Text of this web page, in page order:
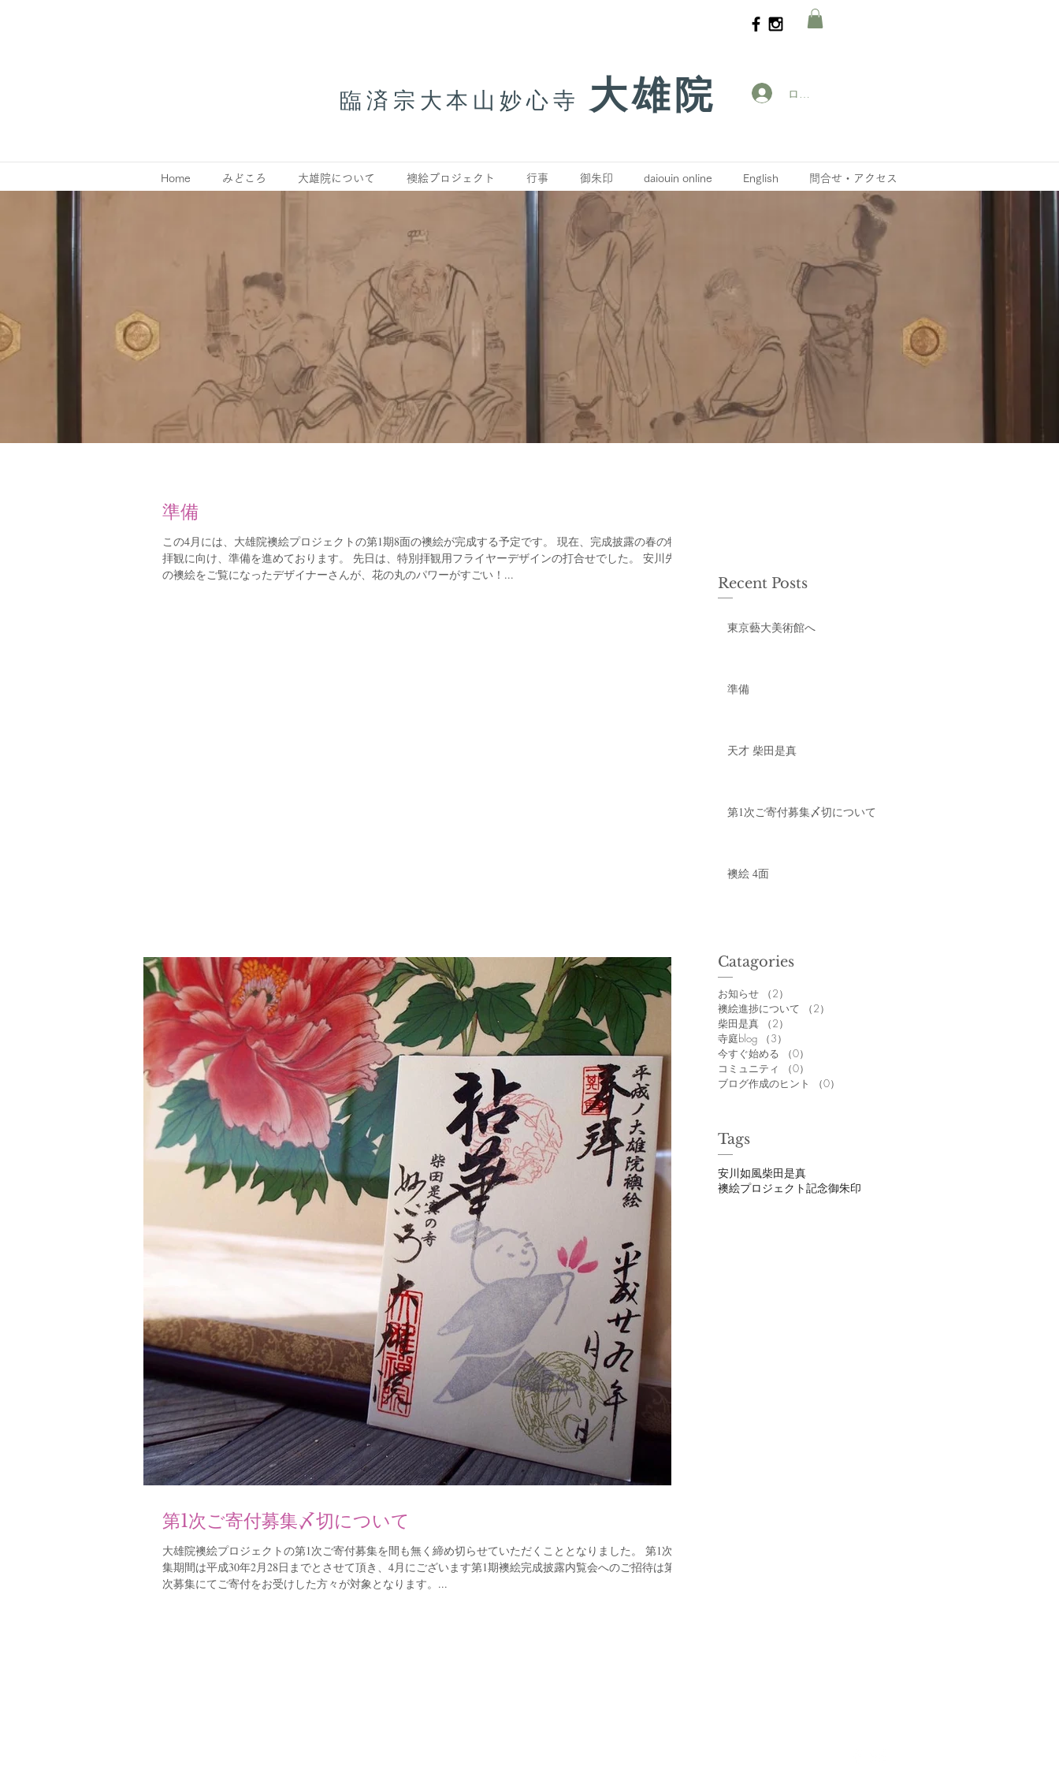
臨済宗大本山妙心寺 大雄院 ログイン
Home みどころ 大雄院について 襖絵プロジェクト 行事 御朱印 daiouin online English 問合せ・アクセス
準備
この4月には、大雄院襖絵プロジェクトの第1期8面の襖絵が完成する予定です。 現在、完成披露の春の特別
拝観に向け、準備を進めております。 先日は、特別拝観用フライヤーデザインの打合せでした。 安川先生
の襖絵をご覧になったデザイナーさんが、花の丸のパワーがすごい！...
第1次ご寄付募集〆切について
大雄院襖絵プロジェクトの第1次ご寄付募集を間も無く締め切らせていただくこととなりました。 第1次募
集期間は平成30年2月28日までとさせて頂き、4月にございます第1期襖絵完成披露内覧会へのご招待は第1
次募集にてご寄付をお受けした方々が対象となります。...
Recent Posts
東京藝大美術館へ
準備
天才 柴田是真
第1次ご寄付募集〆切について
襖絵 4面
Catagories
お知らせ （2）
襖絵進捗について
（2）
柴田是真
（2）
寺庭blog
（3）
今すぐ始める
（0）
コミュニティ
（0）
ブログ作成のヒント
（0）
Tags
安川如風柴田是真
襖絵プロジェクト記念御朱印